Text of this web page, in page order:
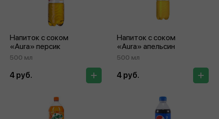
Напиток с соком
«Aura» персик
500 мл
4 руб.
Напиток с соком
«Aura» апельсин
500 мл
4 руб.